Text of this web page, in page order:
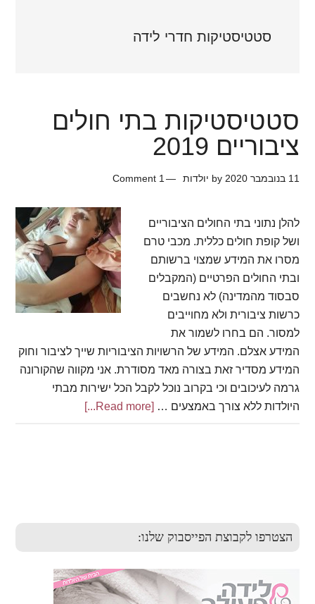
סטטיסטיקות חדרי לידה
סטטיסטיקות בתי חולים
ציבוריים 2019
11 בנובמבר 2020 by יולדות 1 Comment
להלן נתוני בתי החולים הציבוריים
ושל קופת חולים כללית. מכבי טרם
מסרו את המידע שמצוי ברשותם
ובתי החולים הפרטיים (המקבלים
סבסוד מהמדינה) לא נחשבים
כרשות ציבורית ולא מחוייבים
למסור. הם בחרו לשמור את
המידע אצלם. המידע של הרשויות הציבוריות שייך לציבור וחוק
המידע מסדיר זאת בצורה מאד מסודרת. אני מקווה שהקורונה
גרמה לעיכובים וכי בקרוב נוכל לקבל הכל ישירות מבתי
היולדות ללא צורך באמצעים … [Read more...]
about
הצטרפו לקבוצת הפייסבוק שלנו: